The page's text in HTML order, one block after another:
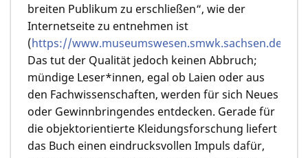
breiten Publikum zu erschließen“, wie der
Internetseite zu entnehmen ist
(https://www.museumswesen.smwk.sachsen.de/
Das tut der Qualität jedoch keinen Abbruch;
mündige Leser*innen, egal ob Laien oder aus
den Fachwissenschaften, werden für sich Neues
oder Gewinnbringendes entdecken. Gerade für
die objektorientierte Kleidungsforschung liefert
das Buch einen eindrucksvollen Impuls dafür,